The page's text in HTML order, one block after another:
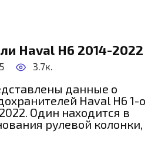
Haval H6 2014-2022
5 3.7к.
данные о
Haval H6 1-о
Один находится в
рулевой колонки,